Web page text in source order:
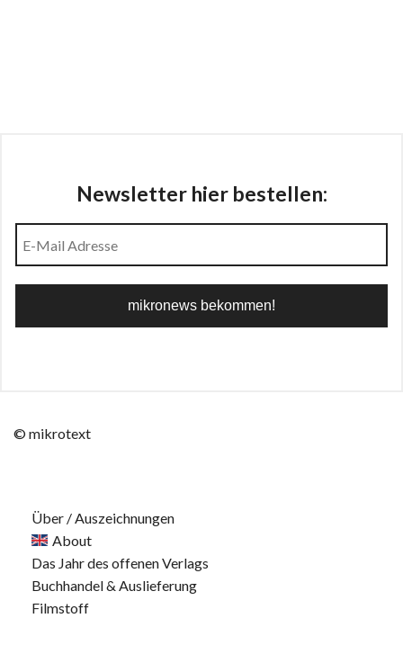
Newsletter hier bestellen:
© mikrotext
Über / Auszeichnungen
About
Das Jahr des offenen Verlags
Buchhandel & Auslieferung
Filmstoff